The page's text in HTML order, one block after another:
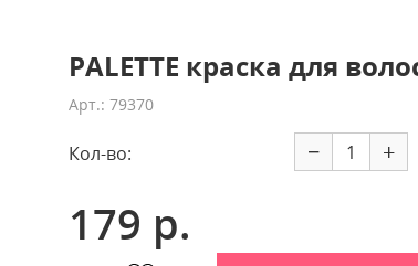
PALETTE краска для
Арт.: 79370
Кол-во: − +
179 р.